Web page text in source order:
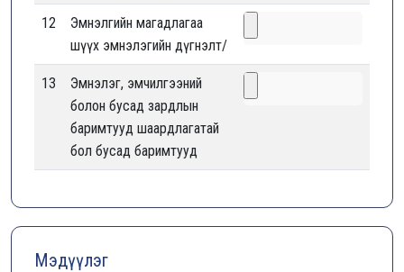
12
Эмнэлгийн магадлагаа
шүүх эмнэлэгийн дүгнэлт/
13
Эмнэлэг, эмчилгээний
болон бусад зардлын
баримтууд шаардлагатай
бол бусад баримтууд
Мэдүүлэг